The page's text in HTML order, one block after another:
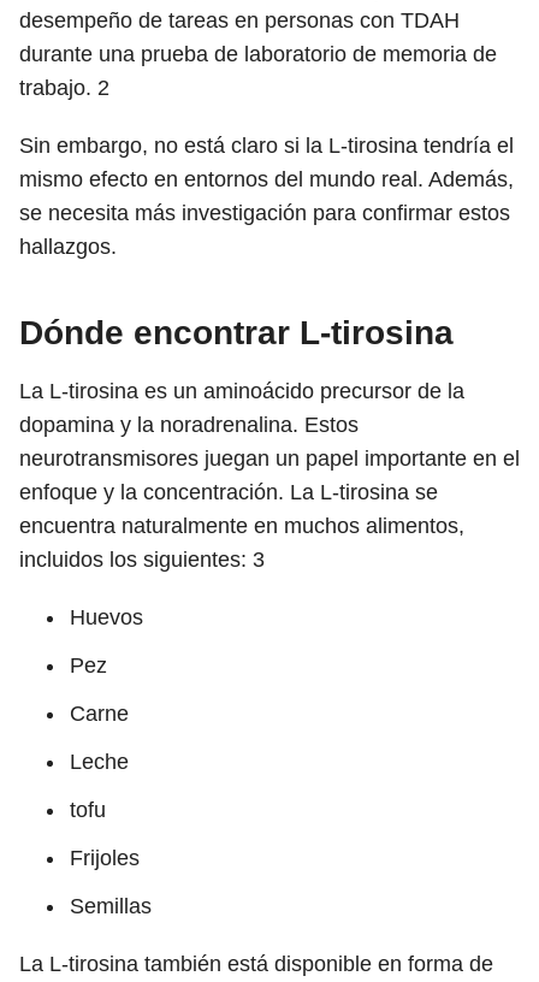
desempeño de tareas en personas con TDAH
durante una prueba de laboratorio de memoria de
trabajo. 2
Sin embargo, no está claro si la L-tirosina tendría el
mismo efecto en entornos del mundo real. Además,
se necesita más investigación para confirmar estos
hallazgos.
Dónde encontrar L-tirosina
La L-tirosina es un aminoácido precursor de la
dopamina y la noradrenalina. Estos
neurotransmisores juegan un papel importante en el
enfoque y la concentración. La L-tirosina se
encuentra naturalmente en muchos alimentos,
incluidos los siguientes: 3
Huevos
Pez
Carne
Leche
tofu
Frijoles
Semillas
La L-tirosina también está disponible en forma de